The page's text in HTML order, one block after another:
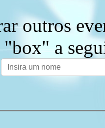
outros
a